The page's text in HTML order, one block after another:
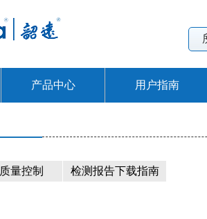
产品中心 用户指南
质量控制 检测报告下载指南